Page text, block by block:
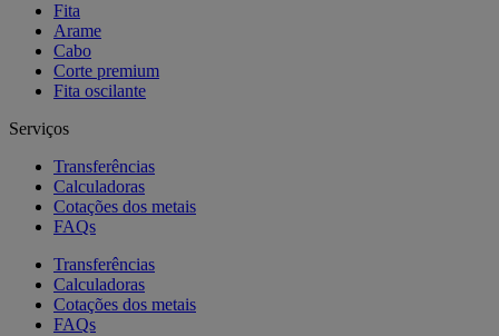
Fita
Arame
Cabo
Corte premium
Fita oscilante
Serviços
Transferências
Calculadoras
Cotações dos metais
FAQs
Transferências
Calculadoras
Cotações dos metais
FAQs